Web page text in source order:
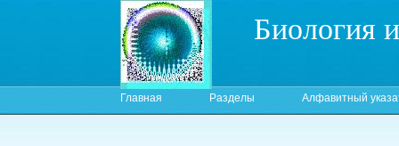
Биология
Главная Разделы Алфавитный